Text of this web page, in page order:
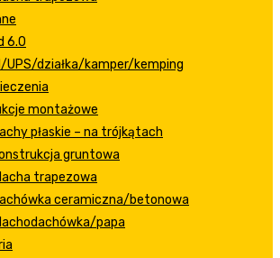
6.0
UPS/działka/kamper/kemping
montażowe
płaskie – na trójkątach
gruntowa
trapezowa
ceramiczna/betonowa
papa